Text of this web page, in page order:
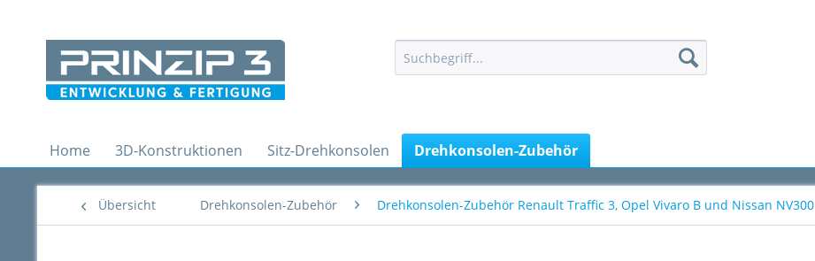
Home 3D-Konstruktionen Sitz-Drehkonsolen Drehkonsolen-Zubehör
Übersicht Drehkonsolen-Zubehör Drehkonsolen-Zubehör Renault Traffic 3, Opel Vivaro B und Nissan NV300